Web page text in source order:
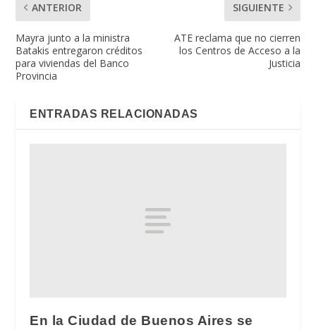
ANTERIOR
Mayra junto a la ministra
Batakis entregaron créditos
para viviendas del Banco
Provincia
SIGUIENTE
ATE reclama que no cierren
los Centros de Acceso a la
Justicia
ENTRADAS RELACIONADAS
En la Ciudad de Buenos Aires se